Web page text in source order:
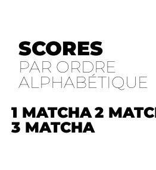
SCORES
PAR ORDRE
ALPHABÉTIQUE
1 MATCHA2
3 MATCHA